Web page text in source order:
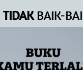
TIDAK BAIK-